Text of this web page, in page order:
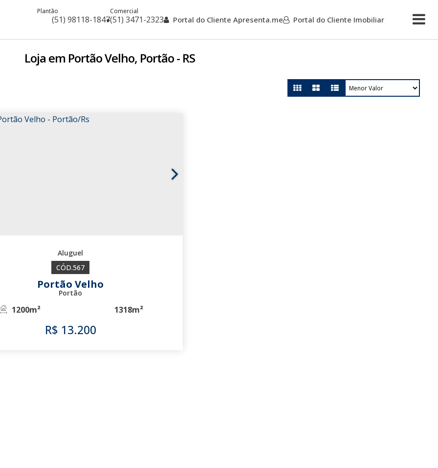
(51) 98118-1847
Plantão
(51) 3471-2323
Comercial
Portal do Cliente Apresenta.me Portal do Cliente Imobiliar
Loja em Portão Velho, Portão - RS
R$ 13.200
567
Portão Velho
Portão
1200m² 1318m²